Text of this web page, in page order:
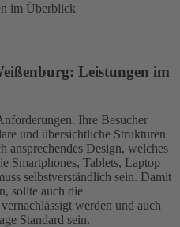
Leistungen im
Ihre Besucher
und übersichtliche Strukturen
ansprechendes Design, welches
Smartphones, Tablets, Laptop
selbstverständlich sein. Damit
sollte auch die
werden und auch
Standard sein.